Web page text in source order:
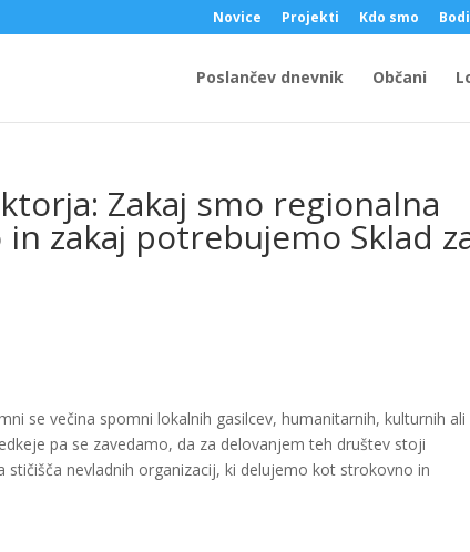
Novice Projekti Kdo smo
Poslančev dnevnik Občani
Zakaj smo regionalna
zakaj potrebujemo Sklad
se večina spomni lokalnih gasilcev, humanitarnih, kulturnih ali
pa se zavedamo, da za delovanjem teh društev stoji
nevladnih organizacij, ki delujemo kot strokovno in